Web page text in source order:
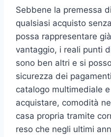
Sebbene la premessa
qualsiasi acquisto
possa rappresentare
vantaggio, i reali punti
sono ben altri e si
sicurezza dei
catalogo multimediale
acquistare, comodità
casa propria tramite
reso che negli ultimi